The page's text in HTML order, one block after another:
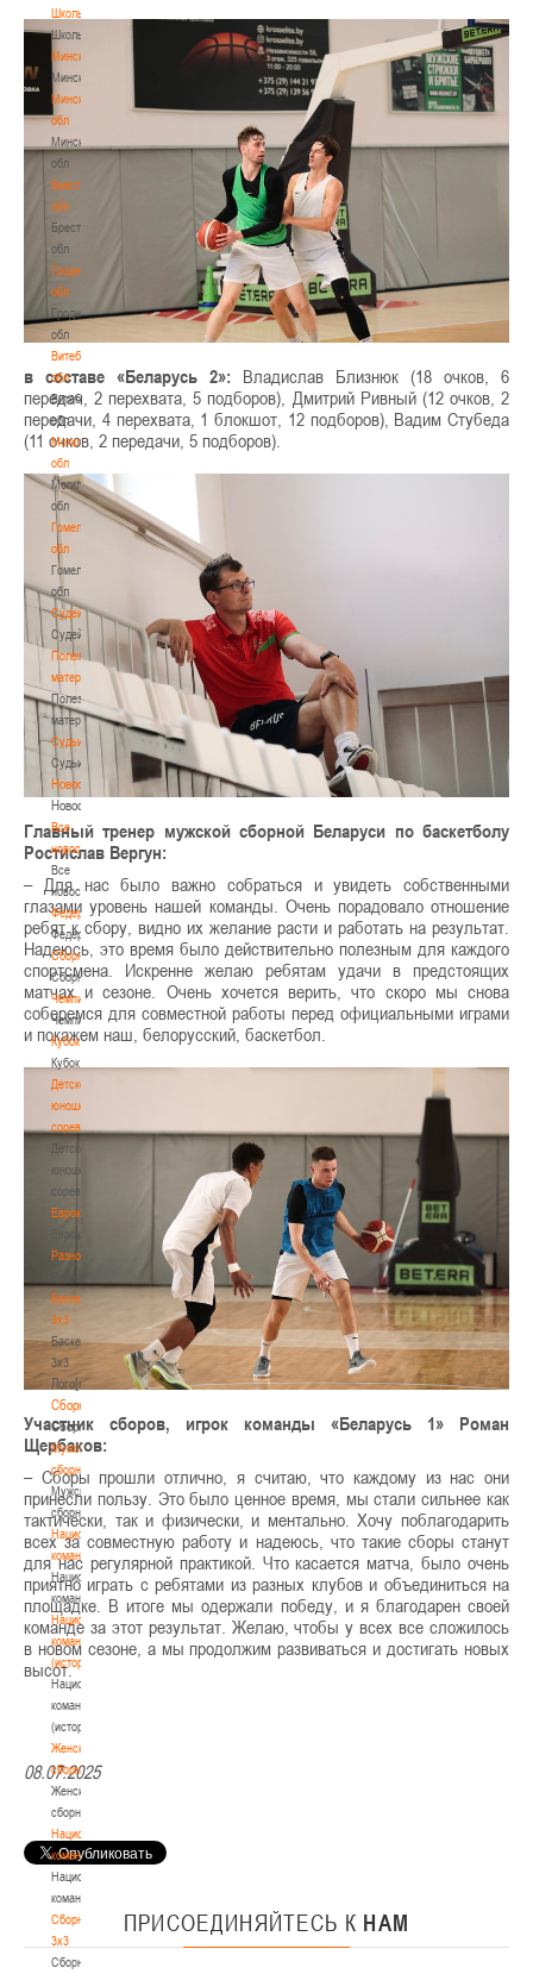
Школы
Школы
Минск
Минск
Минская
обл
Минская
обл
Брестская
обл
Брестская
обл
Гродненская
обл
Гродненская
обл
Витебская
обл
Витебская
обл
Могилевская
обл
Могилевская
обл
Гомельская
обл
Гомельская
обл
Судейство
Судейство
Полезные
материалы
Полезные
материалы
Судьи
Судьи
Новости
Новости
Все
новости
Все
новости
Федерация
Федерация
Сборные
Сборные
Чемпионат
Чемпионат
Кубок
Кубок
Детско-
юношеские
соревнования
Детско-
юношеские
соревнования
Еврокубки
Еврокубки
Разное
Баскетбол
3х3
Баскетбол
3х3
Лого[modid=121]
Сборные
Сборные
Мужские
сборные
Мужские
сборные
Национальная
команда
Национальная
команда
Национальная
команда
(история)
Национальная
команда
(история)
Женские
сборные
Женские
сборные
Национальная
команда
Национальная
команда
Сборные
3х3
Сборные
в составе «Беларусь 2»: Владислав Близнюк (18 очков, 6
передач, 2 перехвата, 5 подборов), Дмитрий Ривный (12 очков, 2
передачи, 4 перехвата, 1 блокшот, 12 подборов), Вадим Стубеда
(11 очков, 2 передачи, 5 подборов).
Главный тренер мужской сборной Беларуси по баскетболу
Ростислав Вергун:
– Для нас было важно собраться и увидеть собственными
глазами уровень нашей команды. Очень порадовало отношение
ребят к сбору, видно их желание расти и работать на результат.
Надеюсь, это время было действительно полезным для каждого
спортсмена. Искренне желаю ребятам удачи в предстоящих
матчах и сезоне. Очень хочется верить, что скоро мы снова
соберемся для совместной работы перед официальными играми
и покажем наш, белорусский, баскетбол.
Участник сборов, игрок команды «Беларусь 1» Роман
Щербаков:
– Сборы прошли отлично, я считаю, что каждому из нас они
принесли пользу. Это было ценное время, мы стали сильнее как
тактически, так и физически, и ментально. Хочу поблагодарить
всех за совместную работу и надеюсь, что такие сборы станут
для нас регулярной практикой. Что касается матча, было очень
приятно играть с ребятами из разных клубов и объединиться на
площадке. В итоге мы одержали победу, и я благодарен своей
команде за этот результат. Желаю, чтобы у всех все сложилось
в новом сезоне, а мы продолжим развиваться и достигать новых
высот.
08.07.2025
ПРИСОЕДИНЯЙТЕСЬ К НАМ